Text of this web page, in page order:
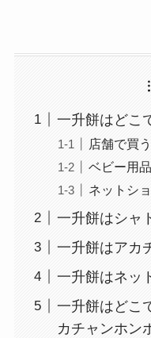
一升餅はどこ
店舗で買う
ベビー用
ネットシ
一升餅はシャ
一升餅はアカ
一升餅はネッ
一升餅はどこ
カチャンホン